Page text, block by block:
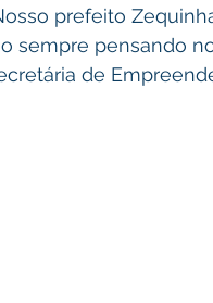
prefeito
sempre pensando
de